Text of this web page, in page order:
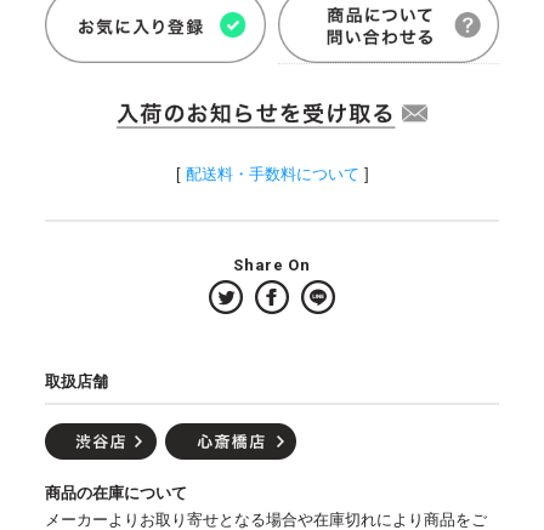
[ 配送料・手数料について ]
Share On
取扱店舗
商品の在庫について
メーカーよりお取り寄せとなる場合や在庫切れにより商品をご